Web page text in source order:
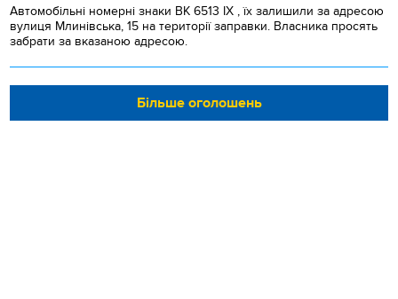
Автомобільні номерні знаки BK 6513 IX , їх залишили за адресою
вулиця Млинівська, 15 на території заправки. Власника просять
забрати за вказаною адресою.
Більше оголошень